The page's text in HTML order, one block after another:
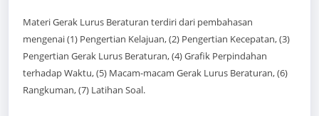
Materi Gerak Lurus Beraturan terdiri dari pembahasan
mengenai (1) Pengertian Kelajuan, (2) Pengertian Kecepatan, (3)
Pengertian Gerak Lurus Beraturan, (4) Grafik Perpindahan
terhadap Waktu, (5) Macam-macam Gerak Lurus Beraturan, (6)
Rangkuman, (7) Latihan Soal.